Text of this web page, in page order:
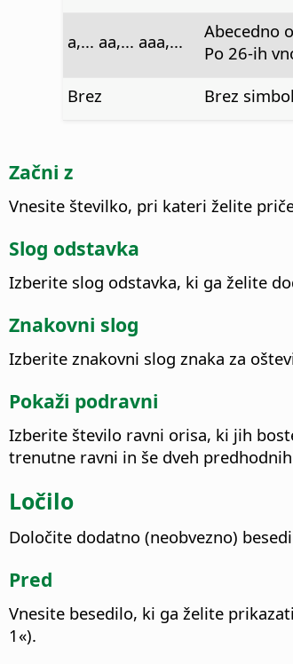
a,... aa,... aaa,...
Abecedno
Po 26-ih
Brez
Brez
Začni z
Vnesite številko, pri kateri želite
Slog odstavka
Izberite slog odstavka, ki ga želite
Znakovni slog
Izberite znakovni slog znaka za
Pokaži podravni
Izberite število ravni orisa, ki jih
trenutne ravni in še dveh
Ločilo
Določite dodatno (neobvezno)
Pred
Vnesite besedilo, ki ga želite
1«).